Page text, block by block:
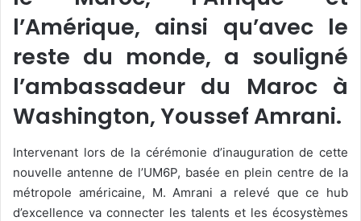
l’Amérique, ainsi qu’avec le
reste du monde, a souligné
l’ambassadeur du Maroc à
Washington, Youssef Amrani.
Intervenant lors de la cérémonie d’inauguration de cette
nouvelle antenne de l’UM6P, basée en plein centre de la
métropole américaine, M. Amrani a relevé que ce hub
d’excellence va connecter les talents et les écosystèmes